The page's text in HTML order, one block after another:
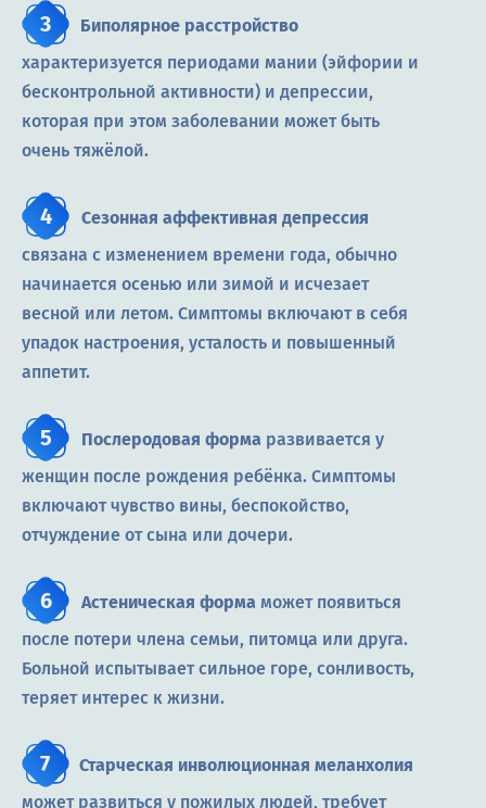
Биполярное расстройство
характеризуется периодами мании (эйфории и
бесконтрольной активности) и депрессии,
которая при этом заболевании может быть
очень тяжёлой.
Сезонная аффективная депрессия
связана с изменением времени года, обычно
начинается осенью или зимой и исчезает
весной или летом. Симптомы включают в себя
упадок настроения, усталость и повышенный
аппетит.
Послеродовая форма развивается у
женщин после рождения ребёнка. Симптомы
включают чувство вины, беспокойство,
отчуждение от сына или дочери.
Астеническая форма может появиться
после потери члена семьи, питомца или друга.
Больной испытывает сильное горе, сонливость,
теряет интерес к жизни.
Старческая инволюционная меланхолия
может развиться у пожилых людей, требует